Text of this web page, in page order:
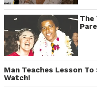
The
Man Teaches Lesson
Watch!